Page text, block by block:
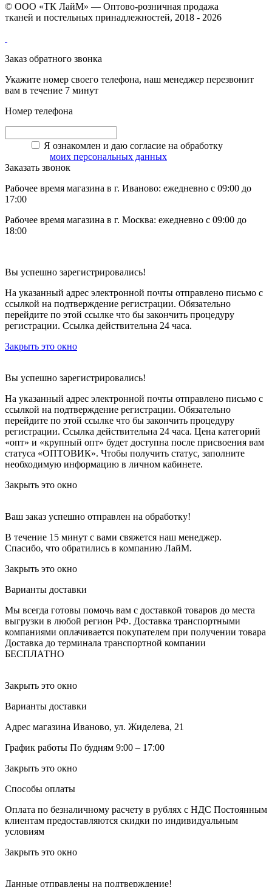
© ООО «ТК ЛайМ» — Оптово-розничная продажа
тканей и постельных принадлежностей, 2018 - 2026
Заказ обратного звонка
Укажите номер своего телефона, наш менеджер перезвонит
вам в течение 7 минут
Номер телефона
Я ознакомлен и даю согласие на обработку
моих персональных данных
Заказать звонок
Рабочее время магазина в г. Иваново: ежедневно с 09:00 до
17:00
Рабочее время магазина в г. Москва: ежедневно с 09:00 до
18:00
Вы успешно зарегистрировались!
На указанный адрес электронной почты отправлено письмо с
ссылкой на подтверждение регистрации. Обязательно
перейдите по этой ссылке что бы закончить процедуру
регистрации. Ссылка действительна 24 часа.
Закрыть это окно
Вы успешно зарегистрировались!
На указанный адрес электронной почты отправлено письмо с
ссылкой на подтверждение регистрации. Обязательно
перейдите по этой ссылке что бы закончить процедуру
регистрации. Ссылка действительна 24 часа. Цена категорий
«опт» и «крупный опт» будет доступна после присвоения вам
статуса «ОПТОВИК». Чтобы получить статус, заполните
необходимую информацию в личном кабинете.
Закрыть это окно
Ваш заказ успешно отправлен на обработку!
В течение 15 минут с вами свяжется наш менеджер.
Спасибо, что обратились в компанию ЛайМ.
Закрыть это окно
Варианты доставки
Мы всегда готовы помочь вам с доставкой товаров до места
выгрузки в любой регион РФ. Доставка транспортными
компаниями оплачивается покупателем при получении товара
Доставка до терминала транспортной компании
БЕСПЛАТНО
Закрыть это окно
Варианты доставки
Адрес магазина Иваново, ул. Жиделева, 21
График работы По будням 9:00 – 17:00
Закрыть это окно
Способы оплаты
Оплата по безналичному расчету в рублях с НДС Постоянным
клиентам предоставляются скидки по индивидуальным
условиям
Закрыть это окно
Данные отправлены на подтверждение!